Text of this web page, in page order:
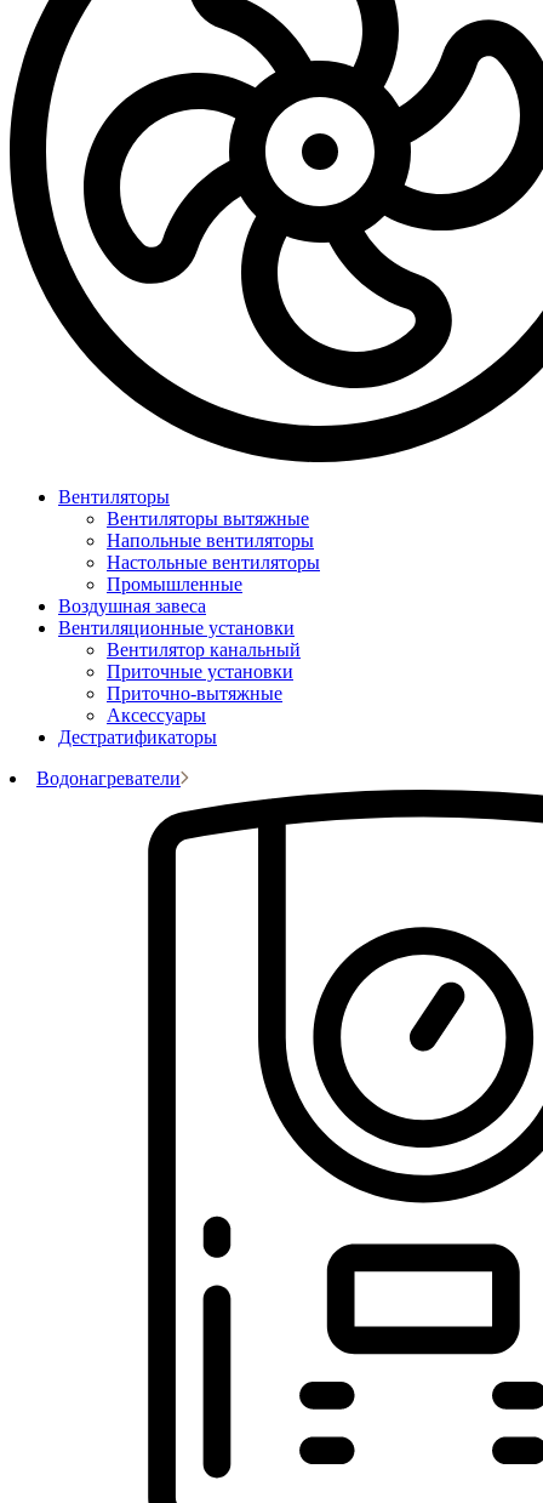
Вентиляторы
Вентиляторы вытяжные
Напольные вентиляторы
Настольные вентиляторы
Промышленные
Воздушная завеса
Вентиляционные установки
Вентилятор канальный
Приточные установки
Приточно-вытяжные
Аксессуары
Дестратификаторы
Водонагреватели